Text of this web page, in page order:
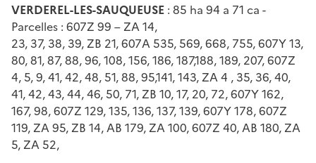
VERDEREL-LES-SAUQUEUSE : 85 ha 94 a 71 ca -
Parcelles : 607Z 99 – ZA 14,
23, 37, 38, 39, ZB 21, 607A 535, 569, 668, 755, 607Y 13,
80, 81, 87, 88, 96, 108, 156, 186, 187,188, 189, 207, 607Z
4, 5, 9, 41, 42, 48, 51, 88, 95,141, 143, ZA 4 , 35, 36, 40,
41, 42, 43, 44, 46, 50, 71, ZB 10, 17, 20, 72, 607Y 162,
167, 98, 607Z 129, 135, 136, 137, 139, 607Y 178, 607Z
119, ZA 95, ZB 14, AB 179, ZA 100, 607Z 40, AB 180, ZA
5, ZA 52,